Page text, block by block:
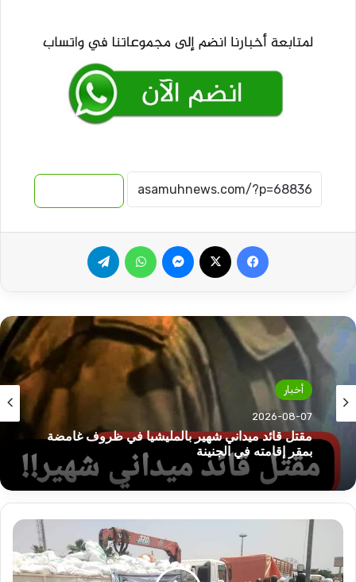
فيسبوك ماسنجر واتساب
أخبار
2026-08-07
مقتل قائد ميداني شهير بالمليشيا في ظروف غامضة
بمقر إقامته في الجنينة
أخبار
2026-08-07
القوات المسلحة تبدأ احتفالاتها عبر هذه الفعالية!!
منظمة
الاسلامية
تدعم